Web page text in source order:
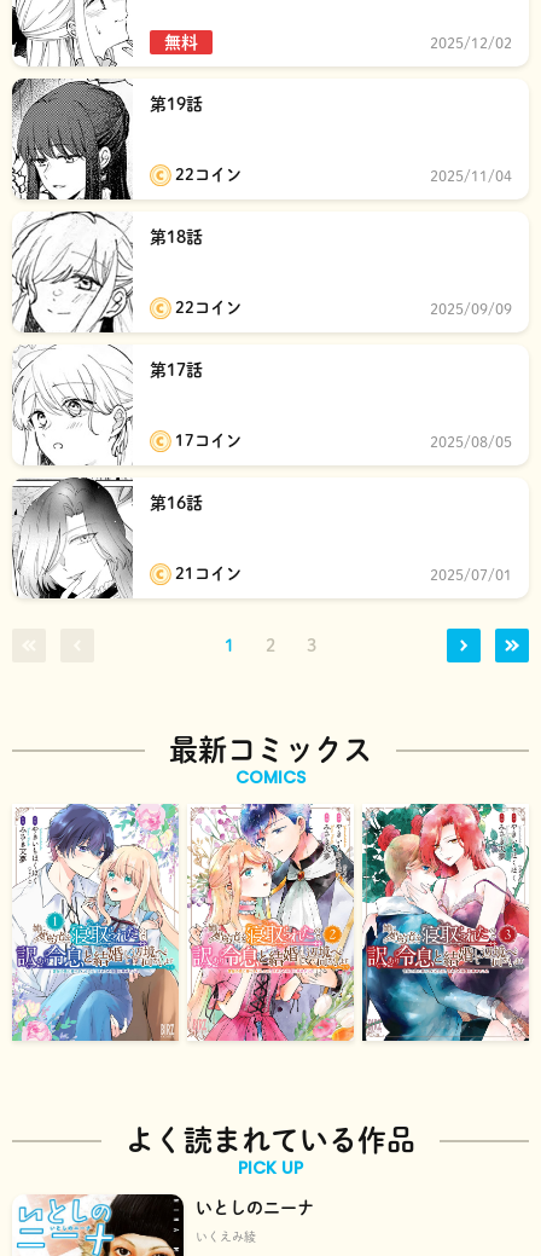
無料 2025/12/02
第19話
22コイン 2025/11/04
第18話
22コイン 2025/09/09
第17話
17コイン 2025/08/05
第16話
21コイン 2025/07/01
1 2 3
最新コミックス
COMICS
よく読まれている作品
PICK UP
いとしのニーナ
いくえみ綾